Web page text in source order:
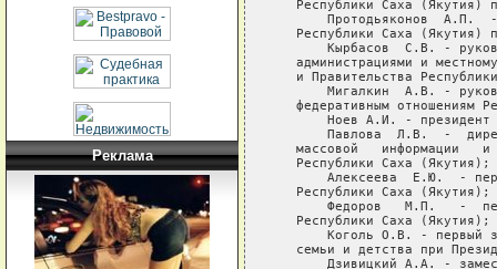
Реклама
Республики Саха (Якутия)
Протодьяконов  А.П.
Республики Саха (Якутия)
Кырбасов  С.В. -
администрациями и
и Правительства
Мигалкин  А.В. -
федеративным отношениям
Ноев А.И. -
Павлова  Л.В.  -
массовой   информации
   Республики Саха (Якутия);
Алексеева  Е.Ю.  -
   Республики Саха (Якутия);
Федоров   М.П.   -
   Республики Саха (Якутия);
Коголь О.В. - первый
семьи и детства при
Дзивицкий А.А. -